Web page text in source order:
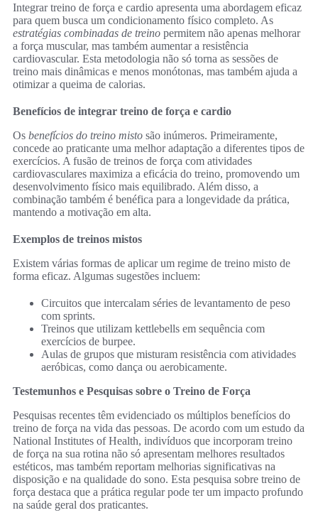
Integrar treino de força e cardio apresenta uma abordagem eficaz
para quem busca um condicionamento físico completo. As
estratégias combinadas de treino permitem não apenas melhorar
a força muscular, mas também aumentar a resistência
cardiovascular. Esta metodologia não só torna as sessões de
treino mais dinâmicas e menos monótonas, mas também ajuda a
otimizar a queima de calorias.
Benefícios de integrar treino de força e cardio
Os benefícios do treino misto são inúmeros. Primeiramente,
concede ao praticante uma melhor adaptação a diferentes tipos de
exercícios. A fusão de treinos de força com atividades
cardiovasculares maximiza a eficácia do treino, promovendo um
desenvolvimento físico mais equilibrado. Além disso, a
combinação também é benéfica para a longevidade da prática,
mantendo a motivação em alta.
Exemplos de treinos mistos
Existem várias formas de aplicar um regime de treino misto de
forma eficaz. Algumas sugestões incluem:
Circuitos que intercalam séries de levantamento de peso
com sprints.
Treinos que utilizam kettlebells em sequência com
exercícios de burpee.
Aulas de grupos que misturam resistência com atividades
aeróbicas, como dança ou aerobicamente.
Testemunhos e Pesquisas sobre o Treino de Força
Pesquisas recentes têm evidenciado os múltiplos benefícios do
treino de força na vida das pessoas. De acordo com um estudo da
National Institutes of Health, indivíduos que incorporam treino
de força na sua rotina não só apresentam melhores resultados
estéticos, mas também reportam melhorias significativas na
disposição e na qualidade do sono. Esta pesquisa sobre treino de
força destaca que a prática regular pode ter um impacto profundo
na saúde geral dos praticantes.